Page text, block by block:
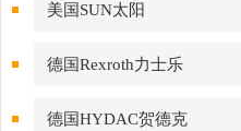
美国SUN太阳
德国Rexroth力士乐
德国HYDAC贺德克